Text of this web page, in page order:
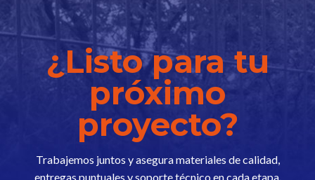
¿Listo para tu
próximo
proyecto?
Trabajemos juntos y asegura materiales de calidad,
entregas puntuales y soporte técnico en cada etapa.